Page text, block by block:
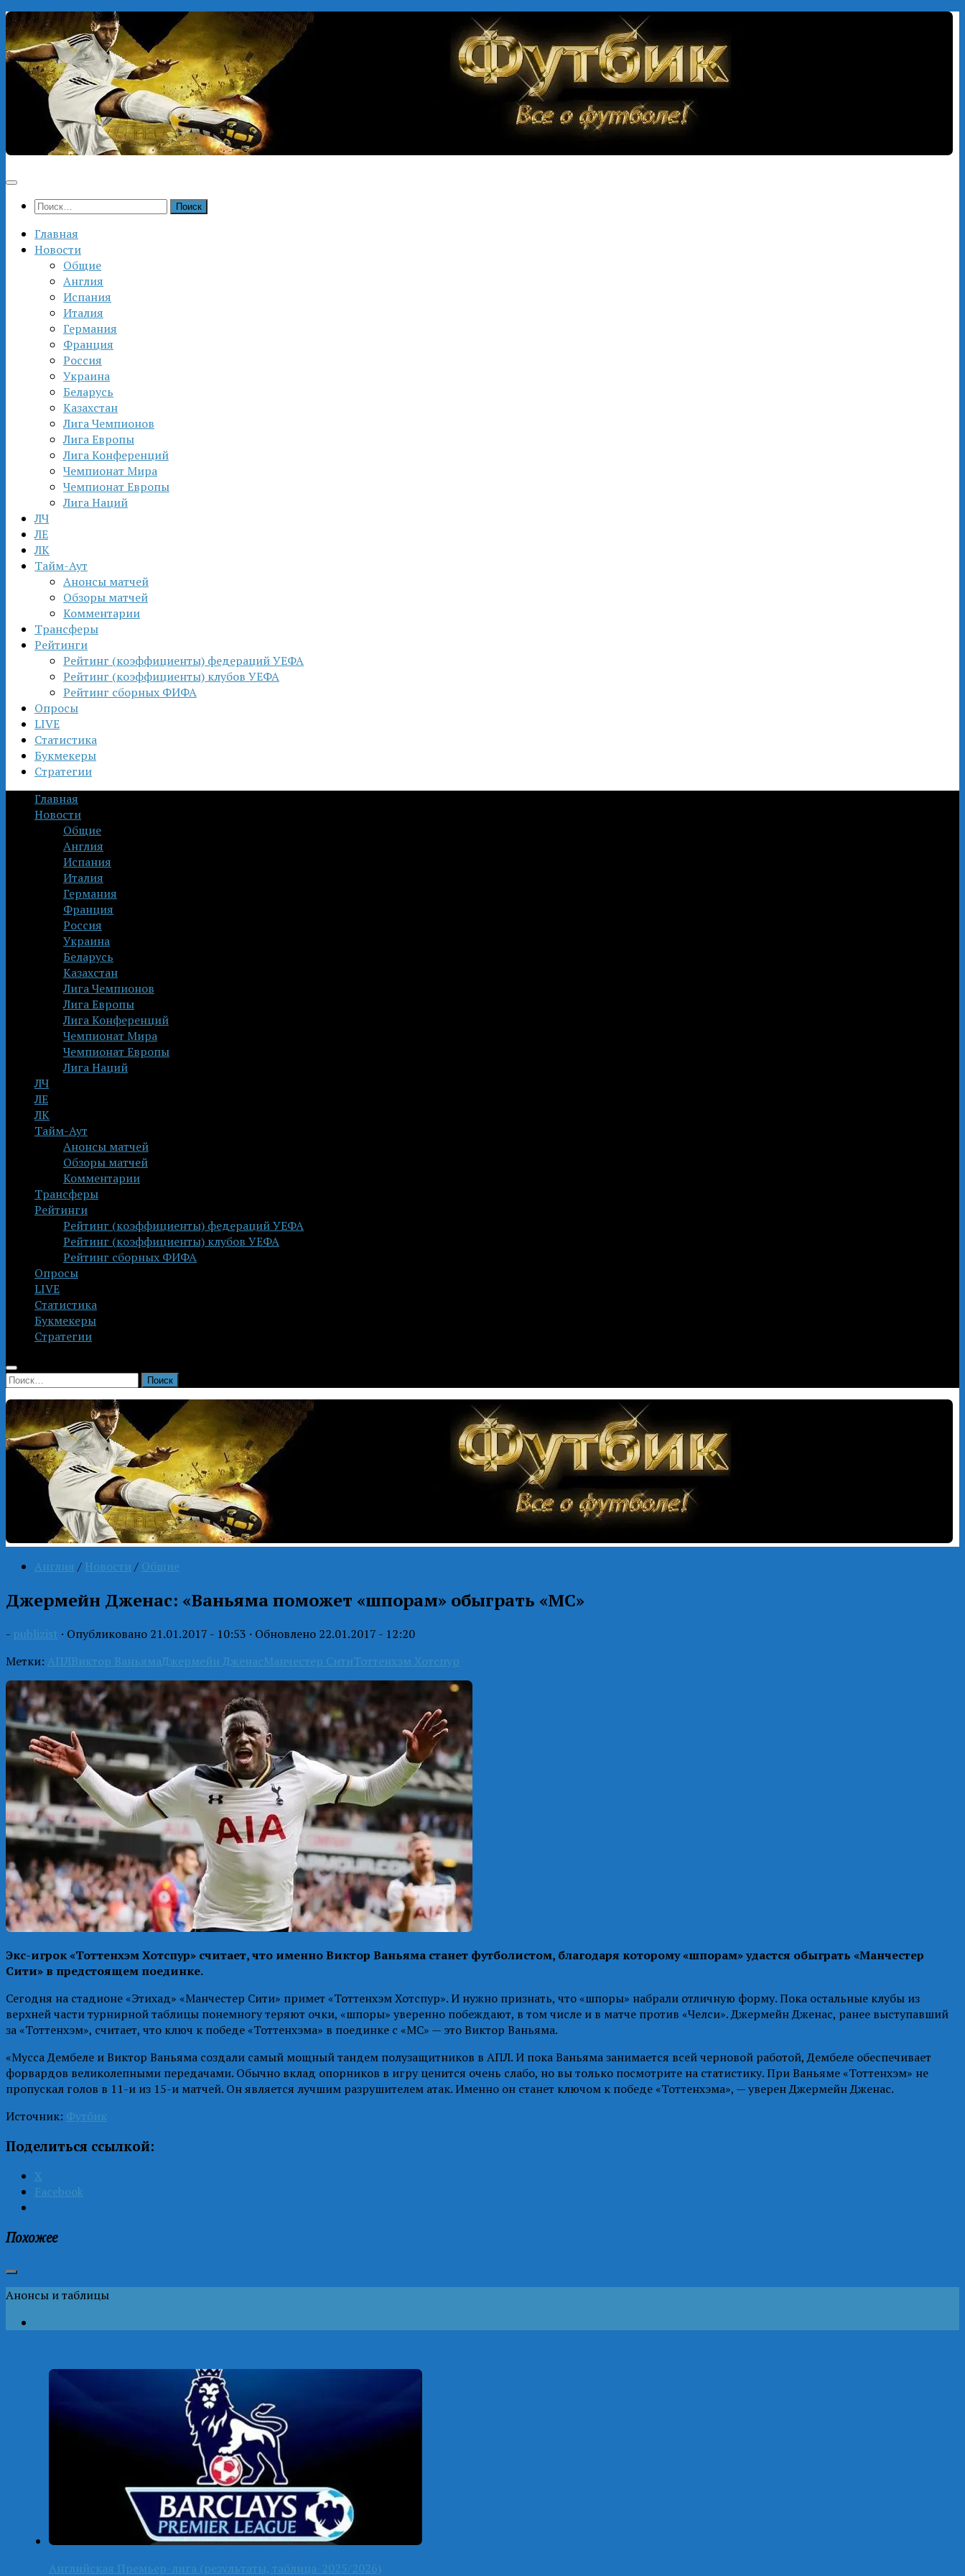
Перейти
к
содержимому
Найти:
Главная
Новости
Общие
Англия
Испания
Италия
Германия
Франция
Россия
Украина
Беларусь
Казахстан
Лига Чемпионов
Лига Европы
Лига Конференций
Чемпионат Мира
Чемпионат Европы
Лига Наций
ЛЧ
ЛЕ
ЛК
Тайм-Аут
Анонсы матчей
Обзоры матчей
Комментарии
Трансферы
Рейтинги
Рейтинг (коэффициенты) федераций УЕФА
Рейтинг (коэффициенты) клубов УЕФА
Рейтинг сборных ФИФА
Опросы
LIVE
Статистика
Букмекеры
Стратегии
Главная
Новости
Общие
Англия
Испания
Италия
Германия
Франция
Россия
Украина
Беларусь
Казахстан
Лига Чемпионов
Лига Европы
Лига Конференций
Чемпионат Мира
Чемпионат Европы
Лига Наций
ЛЧ
ЛЕ
ЛК
Тайм-Аут
Анонсы матчей
Обзоры матчей
Комментарии
Трансферы
Рейтинги
Рейтинг (коэффициенты) федераций УЕФА
Рейтинг (коэффициенты) клубов УЕФА
Рейтинг сборных ФИФА
Опросы
LIVE
Статистика
Букмекеры
Стратегии
Найти:
Англия / Новости / Общие
Джермейн Дженас: «Ваньяма поможет «шпорам» обыграть «МС»
- publizist · Опубликовано 21.01.2017 - 10:53 · Обновлено 22.01.2017 - 12:20
Метки: АПЛВиктор ВаньямаДжермейн ДженасМанчестер СитиТоттенхэм Хотспур
Экс-игрок «Тоттенхэм Хотспур» считает, что именно Виктор Ваньяма станет футболистом, благодаря которому «шпорам» удастся обыграть «Манчестер
Сити» в предстоящем поединке.
Сегодня на стадионе «Этихад» «Манчестер Сити» примет «Тоттенхэм Хотспур». И нужно признать, что «шпоры» набрали отличную форму. Пока остальные клубы из
верхней части турнирной таблицы понемногу теряют очки, «шпоры» уверенно побеждают, в том числе и в матче против «Челси». Джермейн Дженас, ранее выступавший
за «Тоттенхэм», считает, что ключ к победе «Тоттенхэма» в поединке с «МС» — это Виктор Ваньяма.
«Мусса Дембеле и Виктор Ваньяма создали самый мощный тандем полузащитников в АПЛ. И пока Ваньяма занимается всей черновой работой, Дембеле обеспечивает
форвардов великолепными передачами. Обычно вклад опорников в игру ценится очень слабо, но вы только посмотрите на статистику. При Ваньяме «Тоттенхэм» не
пропускал голов в 11-и из 15-и матчей. Он является лучшим разрушителем атак. Именно он станет ключом к победе «Тоттенхэма», — уверен Джермейн Дженас.
Источник: Футбик
Поделиться ссылкой:
X
Facebook
Похожее
Анонсы и таблицы
Английская Премьер-лига (результаты, таблица-2025/2026)